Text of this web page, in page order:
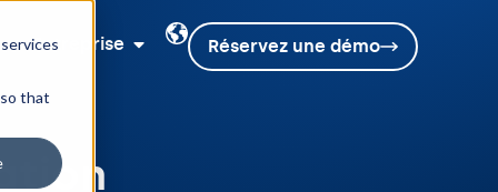
that
Entreprise Réservez une démo